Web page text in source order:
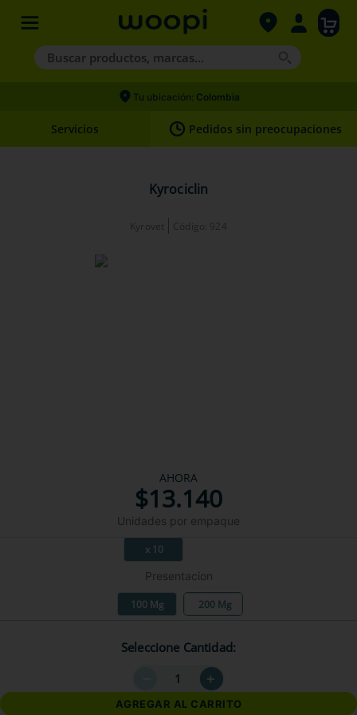
Buscar productos, marcas...
Términos más buscados
2.
hills
Tu ubicación: Colombia
Servicios Pedidos sin preocupaciones
Kyrociclin
Kyrovet Código: 924
AHORA
$13.140
Unidades por empaque
x 10
Presentacion
100 Mg 200 Mg
Seleccione Cantidad
＋
AGREGAR AL CARRITO